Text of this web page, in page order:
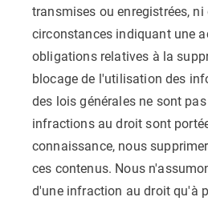
transmises ou enregistrées, ni
circonstances indiquant une
obligations relatives à la
blocage de l'utilisation des
des lois générales ne sont
infractions au droit sont
connaissance, nous
ces contenus. Nous
d'une infraction au droit qu'à